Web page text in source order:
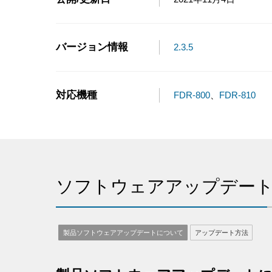
バージョン情報 2.3.5
対応機種 FDR-800、 FDR-810
ソフトウェアアップデー
製品ソフトウェアアップデートについて アップデート方法